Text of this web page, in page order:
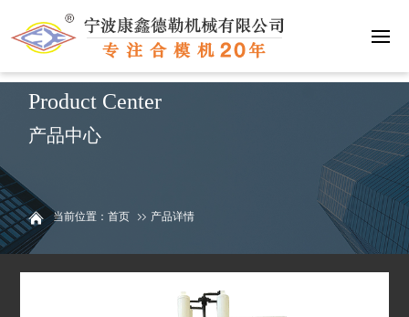
联系我们
15058811093
Product Center
产品中心
当前位置：首页 产品详情